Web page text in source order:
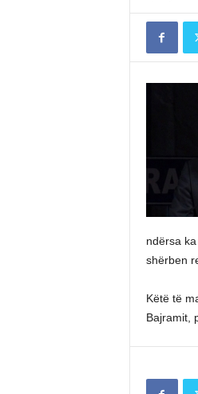
ndërsa
shërben
Këtë të
Bajramit,